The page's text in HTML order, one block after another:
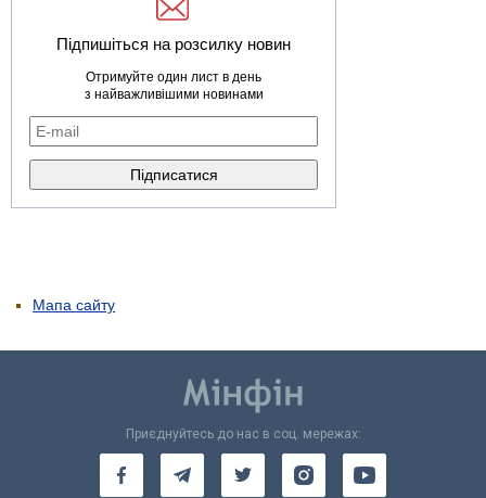
Підпишіться на розсилку новин
Отримуйте один лист в день
з найважливішими новинами
Мапа сайту
Приєднуйтесь до нас в соц. мережах: